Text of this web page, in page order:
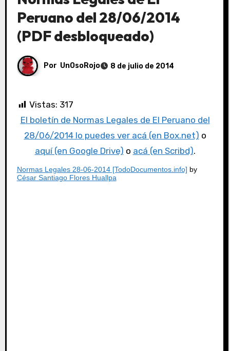
Peruano del 28/06/2014
(PDF desbloqueado)
Por UnOsoRojo 8 de julio de 2014
Vistas: 317
El boletín de Normas Legales de El Peruano del
28/06/2014 lo puedes ver acá (en Box.net) o
aquí (en Google Drive) o acá (en Scribd).
Normas Legales 28-06-2014 [TodoDocumentos.info] by
César Santiago Flores Huallpa